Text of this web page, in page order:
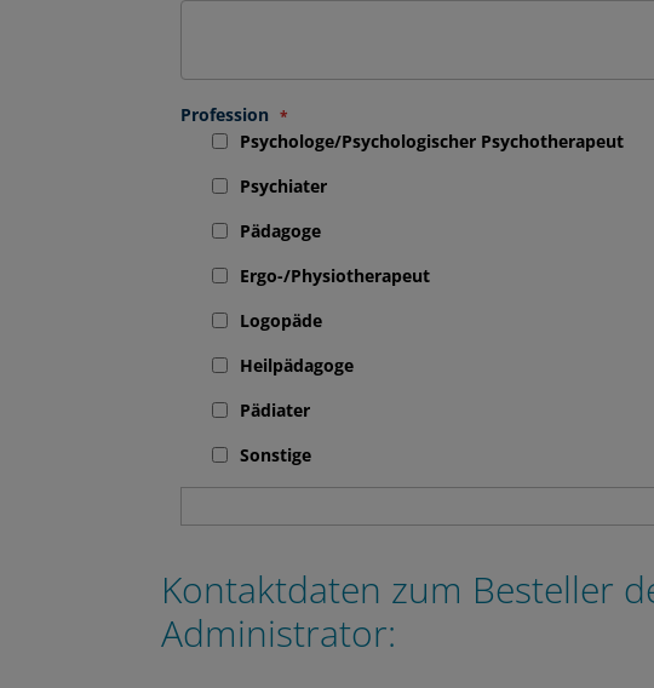
Profession
Psychologe/Psychologischer Psychotherapeut
Psychiater
Pädagoge
Ergo-/Physiotherapeut
Logopäde
Heilpädagoge
Pädiater
Sonstige
Kontaktdaten zum Besteller
Administrator: